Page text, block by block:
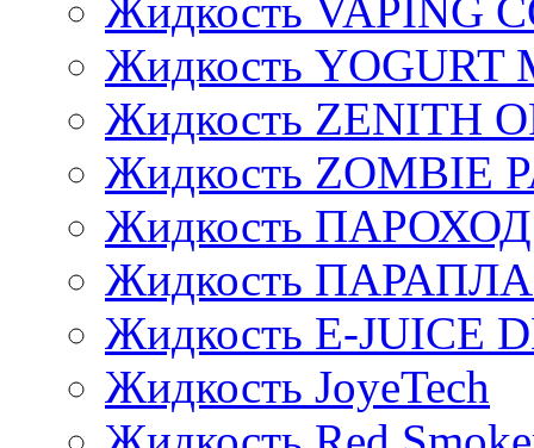
Жидкость VAPING
Жидкость YOGURT
Жидкость ZENITH
Жидкость ZOMBIE
Жидкость ПАРОХОД
Жидкость
Жидкость E-JUIСE
Жидкость JoyeTech